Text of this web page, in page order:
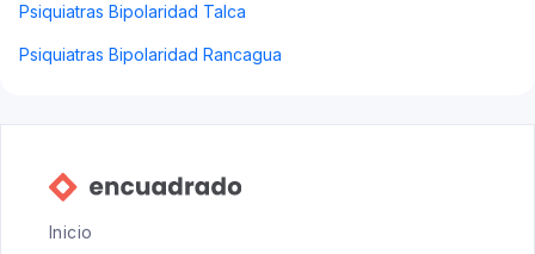
Psiquiatras Bipolaridad Talca
Psiquiatras Bipolaridad Rancagua
Inicio